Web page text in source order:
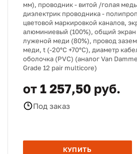
мм), проводник - витой /голая
диэлектрик проводника -
цветовой маркировкой каналов,
алюминиевый (100%), общий
луженой меди (80%), провод
меди, t (-20°C +70°C), диаметр
оболочка (PVC) (аналог Van
Grade 12 pair multicore)
от 1 257,50 руб.
Под заказ
КУПИТЬ